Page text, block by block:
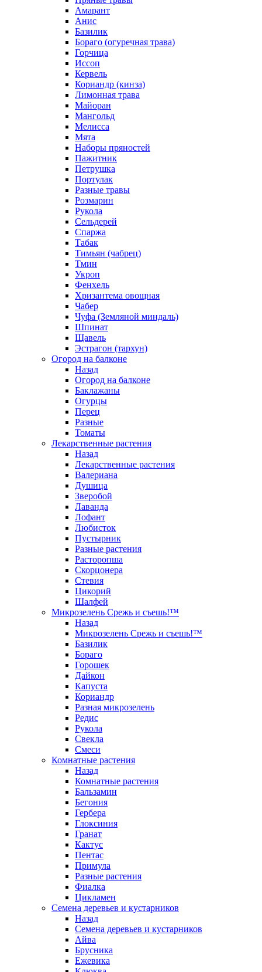
Амарант
Анис
Базилик
Бораго (огуречная трава)
Горчица
Иссоп
Кервель
Кориандр (кинза)
Лимонная трава
Майоран
Мангольд
Мелисса
Мята
Наборы пряностей
Пажитник
Петрушка
Портулак
Разные травы
Розмарин
Рукола
Сельдерей
Спаржа
Табак
Тимьян (чабрец)
Тмин
Укроп
Фенхель
Хризантема овощная
Чабер
Чуфа (Земляной миндаль)
Шпинат
Щавель
Эстрагон (тархун)
Огород на балконе
Назад
Огород на балконе
Баклажаны
Огурцы
Перец
Разные
Томаты
Лекарственные растения
Назад
Лекарственные растения
Валериана
Душица
Зверобой
Лаванда
Лофант
Любисток
Пустырник
Разные растения
Расторопша
Скорцонера
Стевия
Цикорий
Шалфей
Микрозелень Срежь и съешь!™
Назад
Микрозелень Срежь и съешь!™
Базилик
Бораго
Горошек
Дайкон
Капуста
Кориандр
Разная микрозелень
Редис
Рукола
Свекла
Смеси
Комнатные растения
Назад
Комнатные растения
Бальзамин
Бегония
Гербера
Глоксиния
Гранат
Кактус
Пентас
Примула
Разные растения
Фиалка
Цикламен
Семена деревьев и кустарников
Назад
Семена деревьев и кустарников
Айва
Брусника
Ежевика